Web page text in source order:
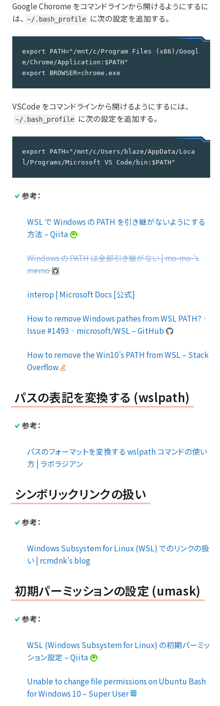
Google Chorome をコマンドラインから開けるようにするに
は、
~/.bash_profile に次の設定を追加する。
export PATH="/mnt/c/Program Files (x86)/Googl
e/Chrome/Application:$PATH"
export BROWSER=chrome.exe
VSCode をコマンドラインから開けるようにするには、
~/.bash_profile に次の設定を追加する。
export PATH="/mnt/c/Users/blaze/AppData/Loca
l/Programs/Microsoft VS Code/bin:$PATH"
参考：
WSL で Windows の PATH を引き継がないようにする
方法 – Qiita
Windows の PATH は全部引き継がない | mo-mo-‘s
memo
interop | Microsoft Docs [公式]
How to remove Windows pathes from WSL PATH? ·
Issue #1493 · microsoft/WSL – GitHub
How to remove the Win10’s PATH from WSL – Stack
Overflow
パスの表記を変換する (wslpath)
参考：
パスのフォーマットを変換する wslpath コマンドの使い
方 | ラボラジアン
シンボリックリンクの扱い
参考：
Windows Subsystem for Linux (WSL) でのリンクの扱
い | rcmdnk’s blog
初期パーミッションの設定 (umask)
参考：
WSL (Windows Subsystem for Linux) の初期パーミッ
ション設定 – Qiita
Unable to change file permissions on Ubuntu Bash
for Windows 10 – Super User